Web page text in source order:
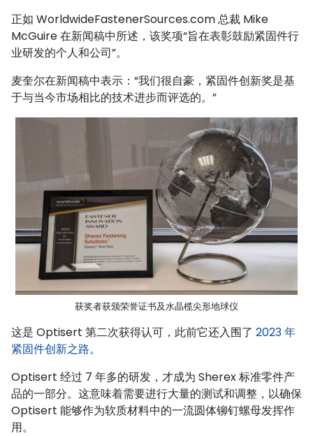
正如 WorldwideFastenerSources.com 总裁 Mike
McGuire 在新闻稿中所述，该奖项“旨在表彰鼓励紧固件行
业研发的个人和公司”。
麦奎尔在新闻稿中表示：“我们很自豪，紧固件创新奖是基
于与当今市场相比的技术进步而评选的。”
获奖者获颁荣誉证书及水晶榄尖形地球仪
这是 Optisert 第二次获得认可，此前它还入围了 2023 年
紧固件创新之路。
Optisert 经过 7 年多的研发，才成为 Sherex 标准零件产
品的一部分。这意味着需要进行大量的测试和调整，以确保
Optisert 能够作为软质材料中的一流圆体铆钉螺母发挥作
用。